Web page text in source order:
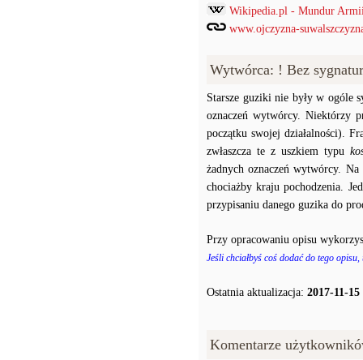
Wikipedia.pl - Mundur
www.ojczyzna-
Wytwórca: ! Bez
Starsze guziki nie były w ogóle
oznaczeń wytwórcy. Niektórzy
początku swojej działalności).
zwłaszcza te z uszkiem typu
żadnych oznaczeń wytwórcy.
chociażby kraju pochodzenia.
przypisaniu danego guzika do
Przy opracowaniu opisu
Jeśli chciałbyś coś dodać do tego
Ostatnia aktualizacja: 2017-11-15
Komentarze